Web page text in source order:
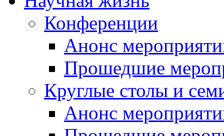
Конференции
Анонс
Прошедшие
Круглые столы и
Анонс